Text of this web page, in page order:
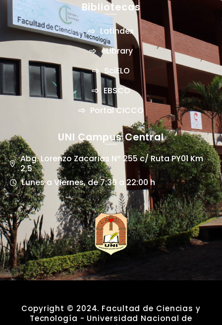
Bibliotecas
Latindex
eLibrary
SciELO
EBSCO
Portal CICCO
UNI Campus Central
Abg. Lorenzo Zacarías Nº 255 c/ Ruta PY01 Km
2,5
Lunes a Viernes, de 7:30 a 22:00 h
Copyright © 2024. Facultad de Ciencias y
Tecnología - Universidad Nacional de